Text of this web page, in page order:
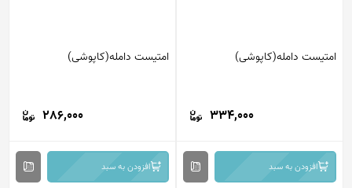
امتیست دامله(کاپوشی)
334,000
افزودن به سبد
امتیست دامله(کاپوشی)
286,000
افزودن به سبد